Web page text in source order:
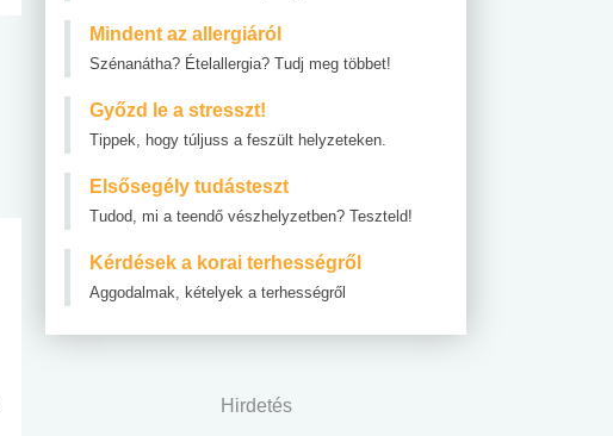
Mindent az allergiáról
Szénanátha? Ételallergia? Tudj meg többet!
Győzd le a stresszt!
Tippek, hogy túljuss a feszült helyzeteken.
Elsősegély tudásteszt
Tudod, mi a teendő vészhelyzetben? Teszteld!
Kérdések a korai terhességről
Aggodalmak, kételyek a terhességről
Hirdetés